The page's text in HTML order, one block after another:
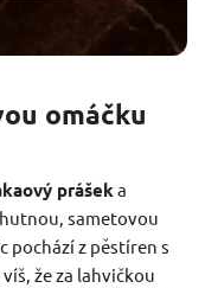
omáčku
prášeka
sametovou
z pěstíren s
víš, že za lahvičkou